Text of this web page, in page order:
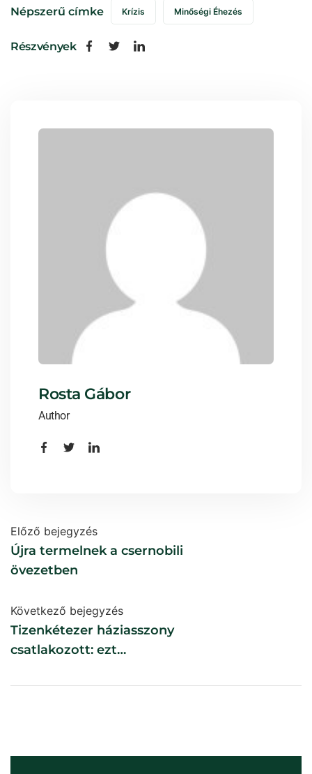
Népszerű címke Krízis Minőségi Éhezés
Részvények
Rosta Gábor
Author
Előző bejegyzés
Újra termelnek a csernobili
övezetben
Következő bejegyzés
Tizenkétezer háziasszony
csatlakozott: ezt